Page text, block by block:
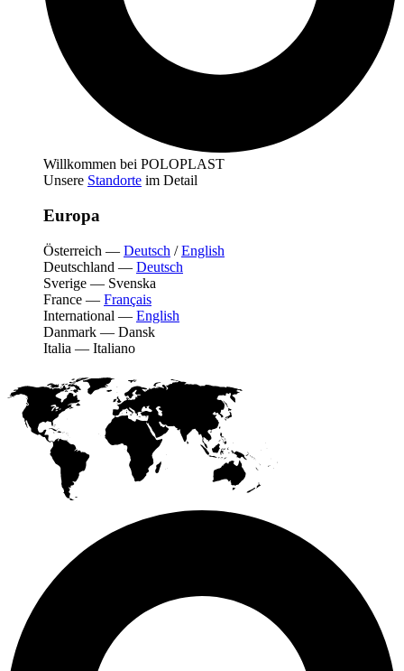
Willkommen bei POLOPLAST
Unsere Standorte im Detail
Europa
Österreich — Deutsch /English
Deutschland — Deutsch
Sverige — Svenska
France — Français
International — English
Danmark — Dansk
Italia — Italiano